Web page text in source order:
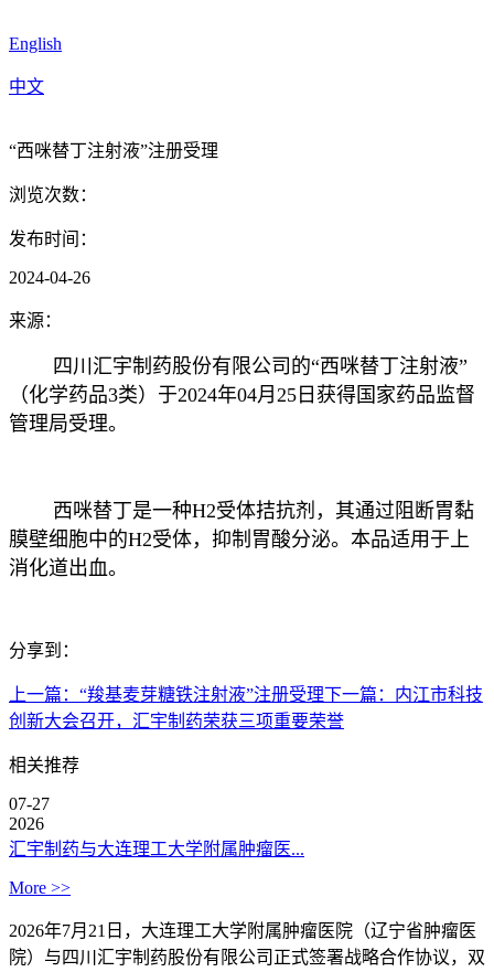
English
中文
“西咪替丁注射液”注册受理
浏览次数：
发布时间：
2024-04-26
来源：
四川汇宇制药股份有限公司的“西咪替丁注射液”
（化学药品3类）于2024年04月25日获得国家药品监督
管理局受理。
西咪替丁是一种H2受体拮抗剂，其通过阻断胃黏
膜壁细胞中的H2受体，抑制胃酸分泌。本品适用于上
消化道出血。
分享到：
上一篇： “羧基麦芽糖铁注射液”注册受理下一篇： 内江市科技
创新大会召开，汇宇制药荣获三项重要荣誉
相关推荐
07-27
2026
汇宇制药与大连理工大学附属肿瘤医...
More >>
2026年7月21日，大连理工大学附属肿瘤医院（辽宁省肿瘤医
院）与四川汇宇制药股份有限公司正式签署战略合作协议，双